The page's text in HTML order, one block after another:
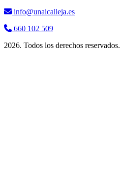
info@unaicalleja.es
660 102 509
2026. Todos los derechos reservados.